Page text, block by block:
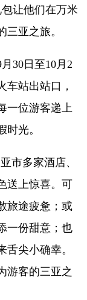
让他们在万米
亚之旅。
30日至10月2
车站出站口，
一位游客递上
光。
市多家酒店、
送上惊喜。可
旅途疲惫；或
一份甜意；也
尖小确幸。
游客的三亚之